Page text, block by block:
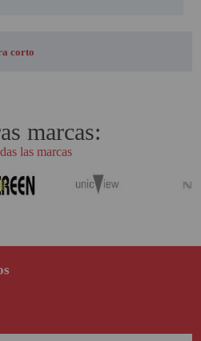
corto
marcas:
las marcas